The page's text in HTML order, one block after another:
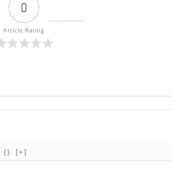
0
Article Rating
{} [+]